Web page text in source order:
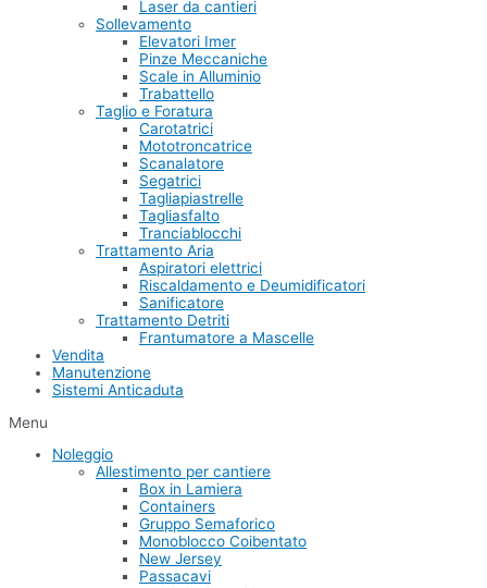
Laser da cantieri
Sollevamento
Elevatori Imer
Pinze Meccaniche
Scale in Alluminio
Trabattello
Taglio e Foratura
Carotatrici
Mototroncatrice
Scanalatore
Segatrici
Tagliapiastrelle
Tagliasfalto
Tranciablocchi
Trattamento Aria
Aspiratori elettrici
Riscaldamento e Deumidificatori
Sanificatore
Trattamento Detriti
Frantumatore a Mascelle
Vendita
Manutenzione
Sistemi Anticaduta
Menu
Noleggio
Allestimento per cantiere
Box in Lamiera
Containers
Gruppo Semaforico
Monoblocco Coibentato
New Jersey
Passacavi